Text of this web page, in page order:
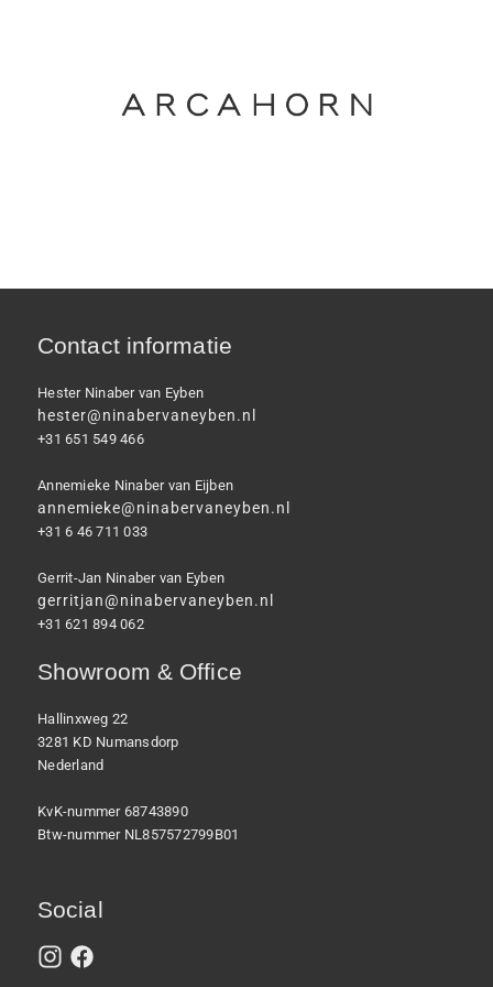
Contact informatie
Hester Ninaber van Eyben
hester@ninabervaneyben.nl
+31 651 549 466
Annemieke Ninaber van Eijben
annemieke@ninabervaneyben.nl
+31 6 46 711 033
Gerrit-Jan Ninaber van Eyben
gerritjan@ninabervaneyben.nl
+31 621 894 062
Showroom & Office
Hallinxweg 22
3281 KD Numansdorp
Nederland
KvK-nummer 68743890
Btw-nummer NL857572799B01
Social